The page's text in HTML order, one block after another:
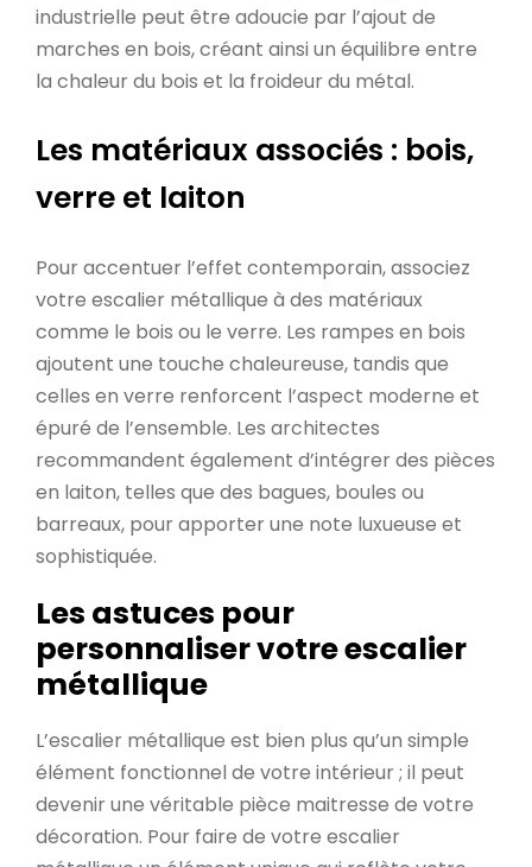
industrielle peut être adoucie par l’ajout de
marches en bois, créant ainsi un équilibre entre
la chaleur du bois et la froideur du métal.
Les matériaux associés : bois,
verre et laiton
Pour accentuer l’effet contemporain, associez
votre escalier métallique à des matériaux
comme le bois ou le verre. Les rampes en bois
ajoutent une touche chaleureuse, tandis que
celles en verre renforcent l’aspect moderne et
épuré de l’ensemble. Les architectes
recommandent également d’intégrer des pièces
en laiton, telles que des bagues, boules ou
barreaux, pour apporter une note luxueuse et
sophistiquée.
Les astuces pour
personnaliser votre escalier
métallique
L’escalier métallique est bien plus qu’un simple
élément fonctionnel de votre intérieur ; il peut
devenir une véritable pièce maitresse de votre
décoration. Pour faire de votre escalier